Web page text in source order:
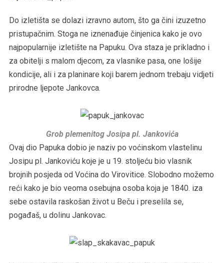
Do izletišta se dolazi izravno autom, što ga čini izuzetno
pristupačnim. Stoga ne iznenađuje činjenica kako je ovo
najpopularnije izletište na Papuku. Ova staza je prikladno i
za obitelji s malom djecom, za vlasnike pasa, one lošije
kondicije, ali i za planinare koji barem jednom trebaju vidjeti
prirodne ljepote Jankovca.
Grob plemenitog Josipa pl. Jankovića
Ovaj dio Papuka dobio je naziv po voćinskom vlastelinu
Josipu pl. Jankoviću koje je u 19. stoljeću bio vlasnik
brojnih posjeda od Voćina do Virovitice. Slobodno možemo
reći kako je bio veoma osebujna osoba koja je 1840. iza
sebe ostavila raskošan život u Beču i preselila se,
pogađaš, u dolinu Jankovac.